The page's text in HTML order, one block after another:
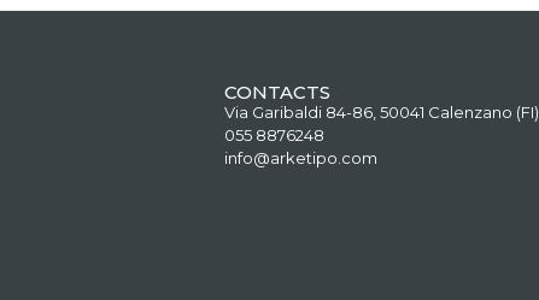
CONTACTS
Via Garibaldi 84-86, 50041 Calenzano (FI)
055 8876248
info@arketipo.com